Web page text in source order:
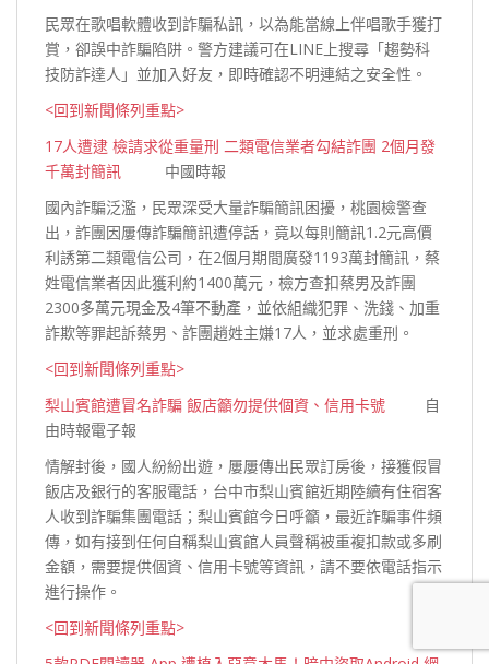
民眾在歌唱軟體收到詐騙私訊，以為能當線上伴唱歌手獲打
賞，卻誤中詐騙陷阱。警方建議可在LINE上搜尋「趨勢科
技防詐達人」並加入好友，即時確認不明連結之安全性。
<回到新聞條列重點>
17人遭逮 檢請求從重量刑 二類電信業者勾結詐團 2個月發
千萬封簡訊 中國時報
國內詐騙泛濫，民眾深受大量詐騙簡訊困擾，桃園檢警查
出，詐團因屢傳詐騙簡訊遭停話，竟以每則簡訊1.2元高價
利誘第二類電信公司，在2個月期間廣發1193萬封簡訊，蔡
姓電信業者因此獲利約1400萬元，檢方查扣蔡男及詐團
2300多萬元現金及4筆不動產，並依組織犯罪、洗錢、加重
詐欺等罪起訴蔡男、詐團趙姓主嫌17人，並求處重刑。
<回到新聞條列重點>
梨山賓館遭冒名詐騙 飯店籲勿提供個資、信用卡號 自
由時報電子報
情解封後，國人紛紛出遊，屢屢傳出民眾訂房後，接獲假冒
飯店及銀行的客服電話，台中市梨山賓館近期陸續有住宿客
人收到詐騙集團電話；梨山賓館今日呼籲，最近詐騙事件頻
傳，如有接到任何自稱梨山賓館人員聲稱被重複扣款或多刷
金額，需要提供個資、信用卡號等資訊，請不要依電話指示
進行操作。
<回到新聞條列重點>